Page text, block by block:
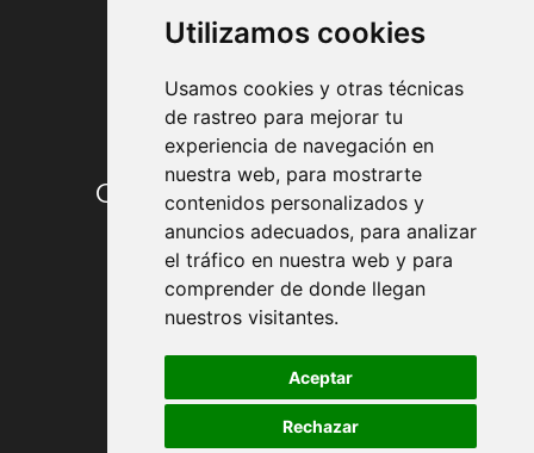
Utilizamos cookies
Usamos cookies y otras técnicas
de rastreo para mejorar tu
experiencia de navegación en
nuestra web, para mostrarte
contenidos personalizados y
anuncios adecuados, para analizar
el tráfico en nuestra web y para
comprender de donde llegan
nuestros visitantes.
Aceptar
Rechazar
Condiciones de contratación
Envío y entrega
Devoluciones
Formas de pago
Política de Privacidad